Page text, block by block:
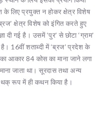
लिए प्रयुक्त न होकर क्षेत्र विशेष
क्षेत्र विशेष को इंगित करते हुए
गई है। उसमें ‘पुर’ से छोटा ‘ग्राम’
16वीं शताब्दी में ‘ब्रज’ प्रदेश के
आकार 84 कोस का माना जाने लगा
जाता था। सूरदास तथा अन्य
रूप में ही कथन किया है।